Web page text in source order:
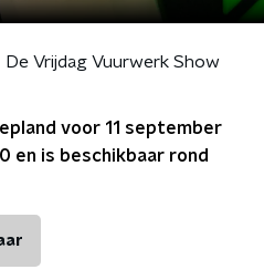
De Vrijdag Vuurwerk Show
voor 11 september
en is beschikbaar rond